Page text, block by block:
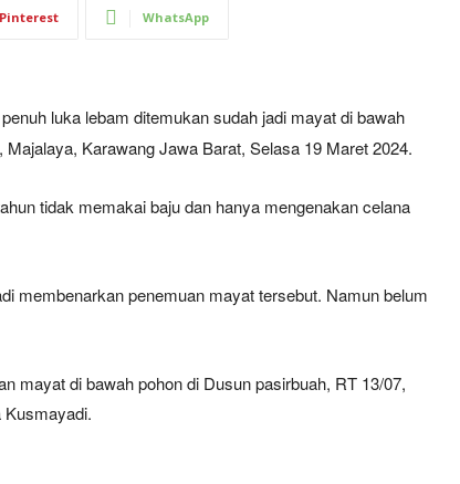
Pinterest WhatsApp
luka lebam ditemukan sudah jadi mayat di bawah
Karawang Jawa Barat, Selasa 19 Maret 2024.
tidak memakai baju dan hanya mengenakan celana
membenarkan penemuan mayat tersebut. Namun belum
mayat di bawah pohon di Dusun pasirbuah, RT 13/07,
Kusmayadi.